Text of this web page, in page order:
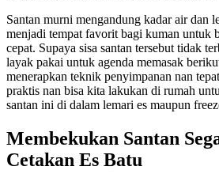
Santan murni mengandung kadar air dan
menjadi tempat favorit bagi kuman untuk
cepat. Supaya sisa santan tersebut tidak
layak pakai untuk agenda memasak
menerapkan teknik penyimpanan nan
praktis nan bisa kita lakukan di rumah
santan ini di dalam lemari es maupun
Membekukan Santan
Cetakan Es Batu